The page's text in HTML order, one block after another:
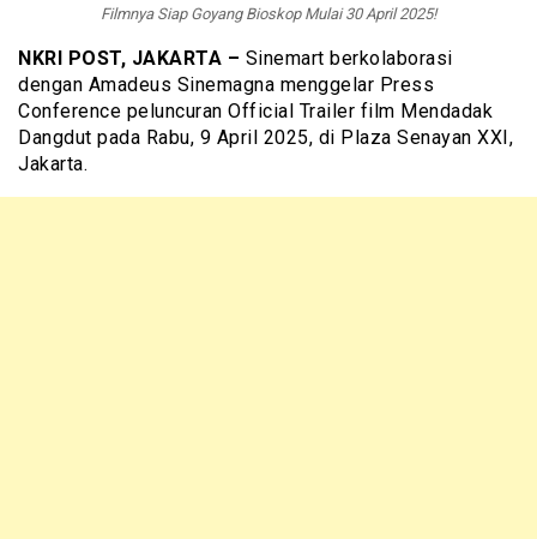
Filmnya Siap Goyang Bioskop Mulai 30 April 2025!
NKRI POST, JAKARTA – Sinemart berkolaborasi
dengan Amadeus Sinemagna menggelar Press
Conference peluncuran Official Trailer film Mendadak
Dangdut pada Rabu, 9 April 2025, di Plaza Senayan XXI,
Jakarta.